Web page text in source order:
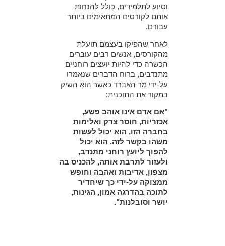
וסיוע לתלמידים, כולל להנחות
אותם לקורסים המתאימים ביותר
עבורם.
לאחר שהפיקו בעצמם תועלת
מהקורסים, אנשים רבים עוברים
הכשרה כדי להיות יועצים רוחניים
מתנדבים, ברוח הדברים שנאמרו
על-ידי מר האברד כאשר הוא השיק
במקור את התוכנית:
"אם אדם אינו אוהב פשע,
אכזריות, חוסר צדק ואלימות
בחברה הזו, הוא יכול לעשות
משהו בקשר לזה. הוא יכול
להפוך ליועץ רוחני מתנדב,
ולעזור לתרבת אותה, להכניס בה
מצפון, אדיבות ואהבה וחופש
ממצוקה על-ידי כך שיחדיר
לתוכה בהדרגה אמון, הגינות,
יושר וסובלנות".